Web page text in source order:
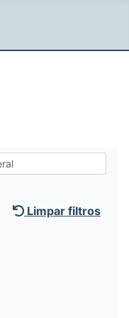
Limpar filtros